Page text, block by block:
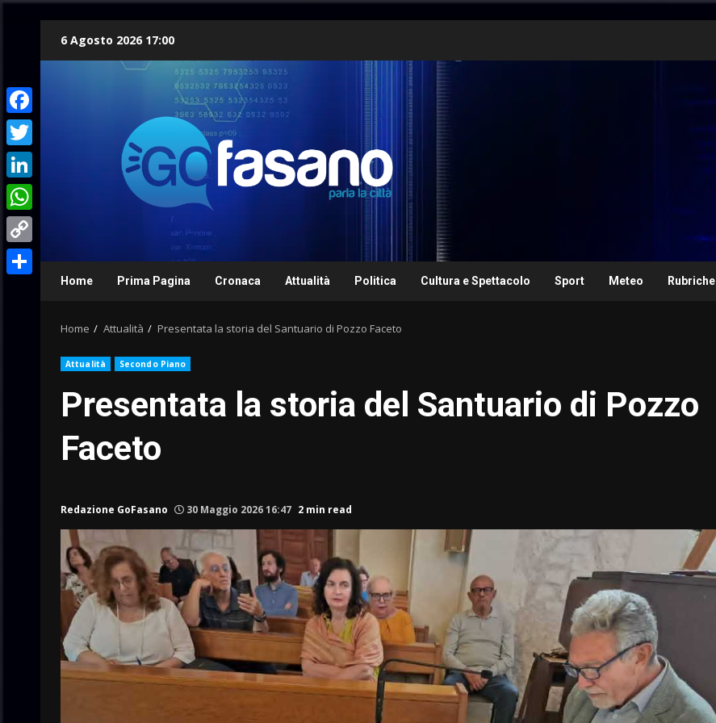
6 Agosto 2026 17:00
Home Prima Pagina Cronaca Attualità Politica Cultura e Spettacolo Sport Meteo Rubriche
Home Attualità Presentata la storia del Santuario di Pozzo Faceto
Attualità Secondo Piano
Presentata la storia del Santuario di Pozzo
Faceto
Redazione GoFasano 30 Maggio 2026 16:47 2 min read
Facebook
Twitter
LinkedIn
WhatsApp
Copy